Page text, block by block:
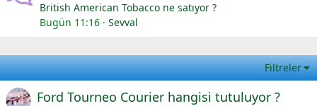
British American Tobacco ne satıyor ?
Bugün 11:16
Sevval
Filtreler
Ford Tourneo Courier hangisi tutuluyor ?